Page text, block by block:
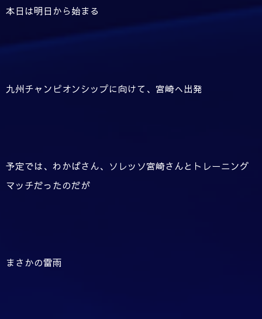
本日は明日から始まる
九州チャンピオンシップに向けて、宮崎へ出発
予定では、わかばさん、ソレッソ宮崎さんとトレーニング
マッチだったのだが
まさかの雷雨